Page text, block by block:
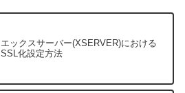
エックスサーバー(XSERVER)における
SSL化設定方法